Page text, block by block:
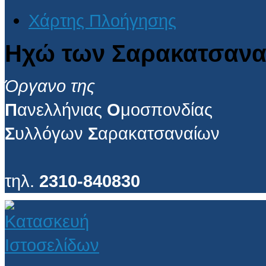
Χάρτης Πλοήγησης
Ηχώ των
Όργανο της
Πανελλήνιας Ομοσπονδίας
Συλλόγων Σαρακατσαναίων
τηλ. 2310-840830